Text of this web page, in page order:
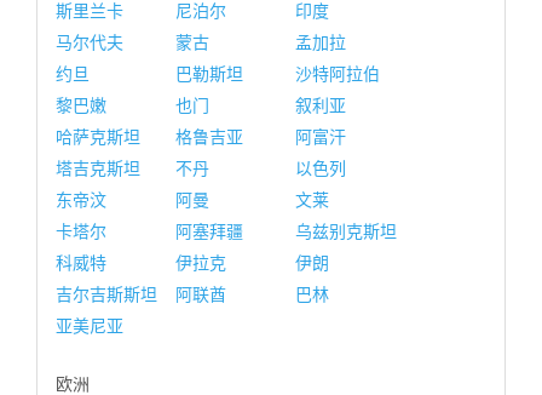
斯里兰卡
尼泊尔
印度
马尔代夫
蒙古
孟加拉
约旦
巴勒斯坦
沙特阿拉伯
黎巴嫩
也门
叙利亚
哈萨克斯坦
格鲁吉亚
阿富汗
塔吉克斯坦
不丹
以色列
东帝汶
阿曼
文莱
卡塔尔
阿塞拜疆
乌兹别克斯坦
科威特
伊拉克
伊朗
吉尔吉斯斯坦
阿联酋
巴林
亚美尼亚
欧洲